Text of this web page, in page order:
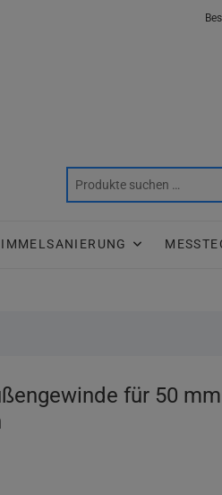
für 50 mm